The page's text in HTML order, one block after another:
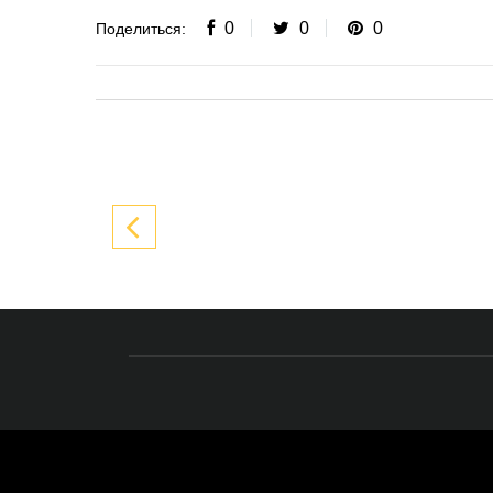
Поделиться: 0 0 0